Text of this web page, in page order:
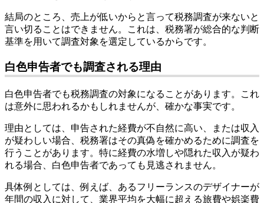
結局のところ、売上が低いからと言って税務調査が来ないと
言い切ることはできません。これは、税務署が総合的な判断
基準を用いて調査対象を選定しているからです。
白色申告者でも調査される理由
白色申告者でも税務調査の対象になることがあります。これ
は意外に思われるかもしれませんが、確かな事実です。
理由としては、申告された経費が不自然に高い、または収入
が疑わしい場合、税務署はその真偽を確かめるために調査を
行うことがあります。特に経費の水増しや隠れた収入が疑わ
れる場合、白色申告者であっても見逃されません。
具体例としては、例えば、あるフリーランスのデザイナーが
年間の収入に対して、業界平均を大幅に超える旅費や娯楽費